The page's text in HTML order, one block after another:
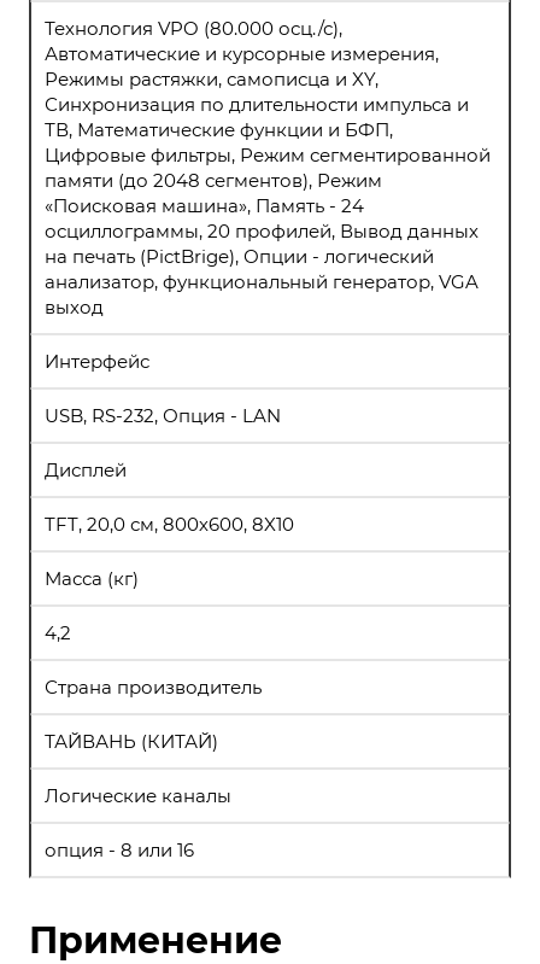
Технология VPO (80.000 осц./с),
Автоматические и курсорные измерения,
Режимы растяжки, самописца и XY,
Синхронизация по длительности импульса и
ТВ, Математические функции и БФП,
Цифровые фильтры, Режим сегментированной
памяти (до 2048 сегментов), Режим
«Поисковая машина», Память - 24
осциллограммы, 20 профилей, Вывод данных
на печать (PictBrige), Опции - логический
анализатор, функциональный генератор, VGA
выход
Интерфейс
USB, RS-232, Опция - LAN
Дисплей
TFT, 20,0 см, 800х600, 8X10
Масса (кг)
4,2
Страна производитель
ТАЙВАНЬ (КИТАЙ)
Логические каналы
опция - 8 или 16
Применение